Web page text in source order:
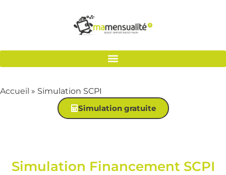
Accueil » Simulation SCPI
Simulation gratuite
Simulation Financement SCPI